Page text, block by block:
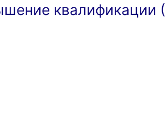
квалификации (